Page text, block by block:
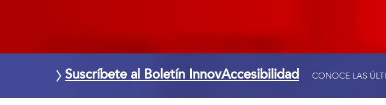
Suscríbete al Boletín InnovAccesibilidad CONOCE LAS